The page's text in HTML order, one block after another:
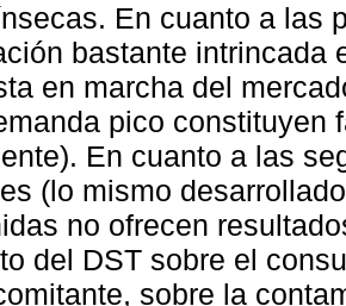
En cuanto a las
bastante intrincada
en marcha del
pico constituyen
En cuanto a las
(lo mismo
no ofrecen
del DST sobre el
sobre la